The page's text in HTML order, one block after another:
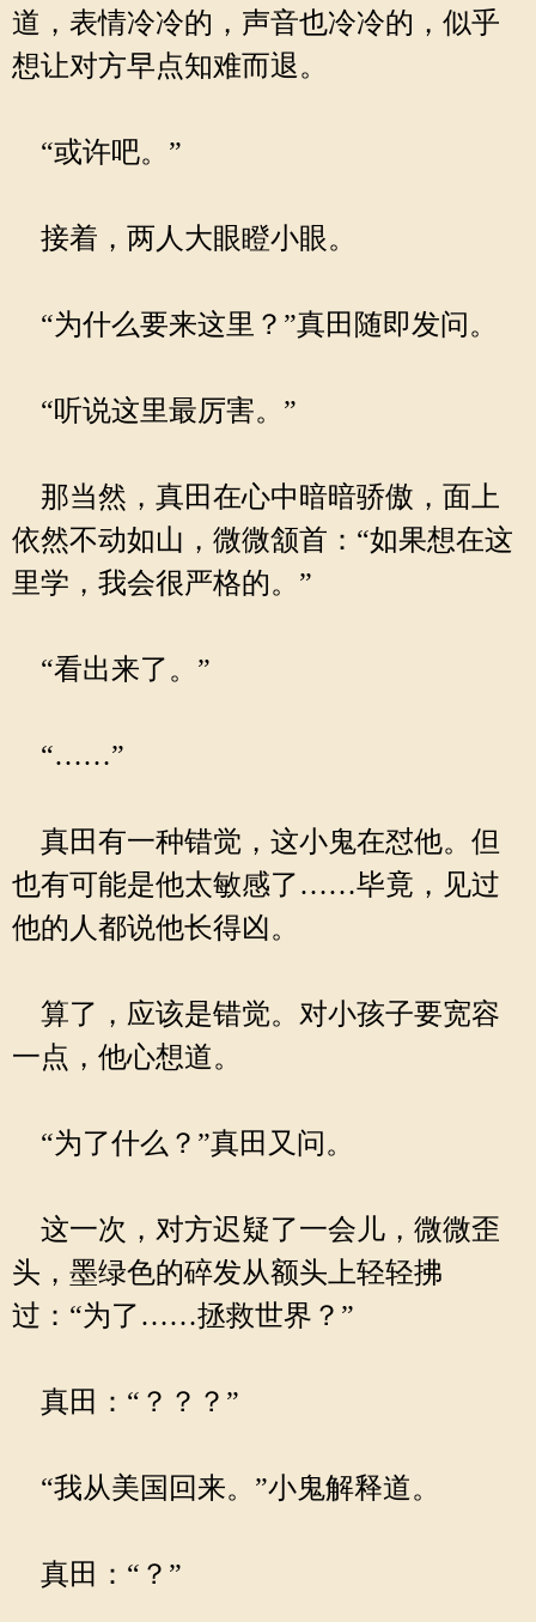
道，表情冷冷的，声音也冷冷的，似乎
想让对方早点知难而退。
“或许吧。”
接着，两人大眼瞪小眼。
“为什么要来这里？”真田随即发问。
“听说这里最厉害。”
那当然，真田在心中暗暗骄傲，面上
依然不动如山，微微颔首：“如果想在这
里学，我会很严格的。”
“看出来了。”
“……”
真田有一种错觉，这小鬼在怼他。但
也有可能是他太敏感了……毕竟，见过
他的人都说他长得凶。
算了，应该是错觉。对小孩子要宽容
一点，他心想道。
“为了什么？”真田又问。
这一次，对方迟疑了一会儿，微微歪
头，墨绿色的碎发从额头上轻轻拂
过：“为了……拯救世界？”
真田：“？？？”
“我从美国回来。”小鬼解释道。
真田：“？”